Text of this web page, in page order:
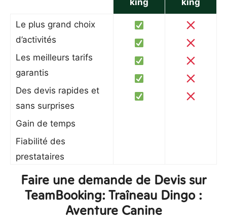
king
king
Le plus grand choix
d’activités
Les meilleurs tarifs
garantis
Des devis rapides et
sans surprises
Gain de temps
Fiabilité des
prestataires
Faire une demande de Devis sur
TeamBooking: Traîneau Dingo :
Aventure Canine